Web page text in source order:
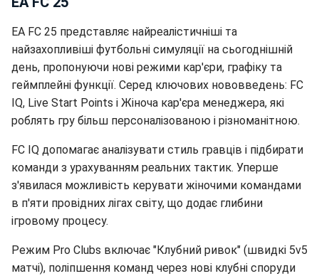
EA FC 25 представляє найреалістичніші та
найзахопливіші футбольні симуляції на сьогоднішній
день, пропонуючи нові режими кар'єри, графіку та
геймплейні функції. Серед ключових нововведень: FC
IQ, Live Start Points і Жіноча кар'єра менеджера, які
роблять гру більш персоналізованою і різноманітною.
FC IQ допомагає аналізувати стиль гравців і підбирати
команди з урахуванням реальних тактик. Уперше
з'явилася можливість керувати жіночими командами
в п'яти провідних лігах світу, що додає глибини
ігровому процесу.
Режим Pro Clubs включає "Клубний ривок" (швидкі 5v5
матчі), поліпшення команд через нові клубні споруди